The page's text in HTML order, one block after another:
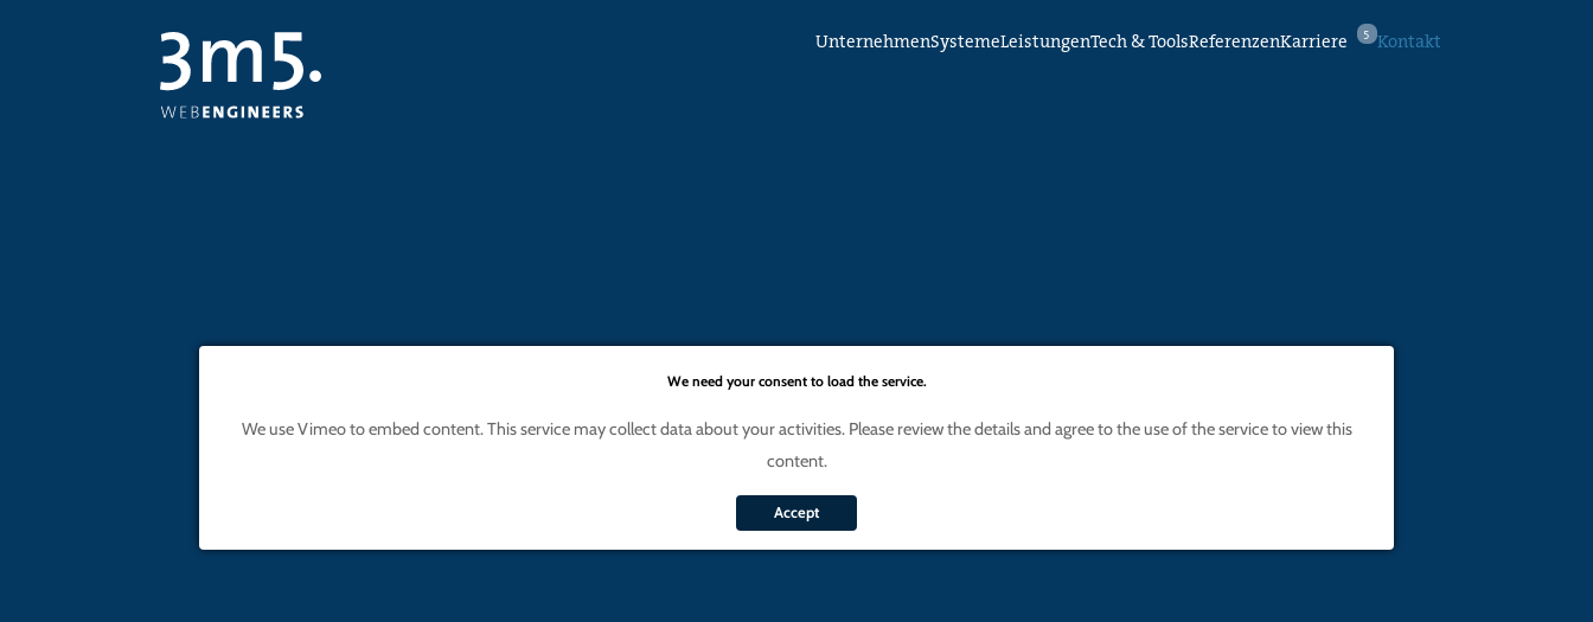
UnternehmenSystemeLeistungenTech & ToolsReferenzenKarriere 5 Kontakt
We need your consent to load the service.
We use Vimeo to embed content. This service may collect data about your activities. Please review the details and agree to the use of the service to view this
content.
Accept